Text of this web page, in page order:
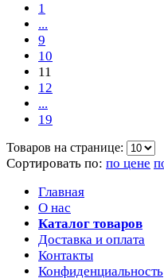
1
...
9
10
11
12
...
19
Товаров на странице:
Сортировать по: по цене
Главная
О нас
Каталог товаров
Доставка и оплата
Контакты
Конфиденциальность